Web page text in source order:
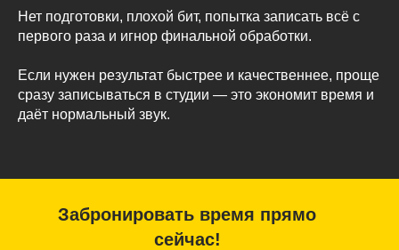
Нет подготовки, плохой бит, попытка записать всё с
первого раза и игнор финальной обработки.
Если нужен результат быстрее и качественнее, проще
сразу записываться в студии — это экономит время и
даёт нормальный звук.
Забронировать время прямо
сейчас!